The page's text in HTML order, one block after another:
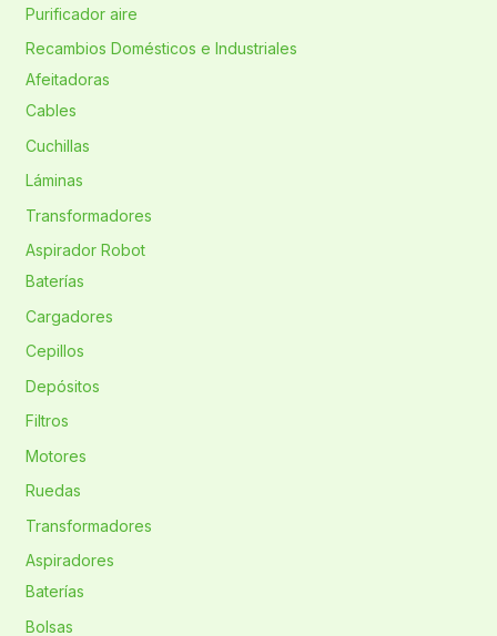
Purificador aire
Recambios Domésticos e Industriales
Afeitadoras
Cables
Cuchillas
Láminas
Transformadores
Aspirador Robot
Baterías
Cargadores
Cepillos
Depósitos
Filtros
Motores
Ruedas
Transformadores
Aspiradores
Baterías
Bolsas